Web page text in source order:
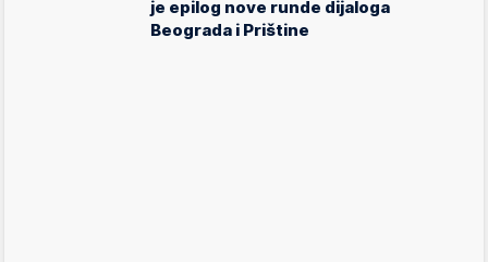
je epilog nove runde dijaloga
Beograda i Prištine